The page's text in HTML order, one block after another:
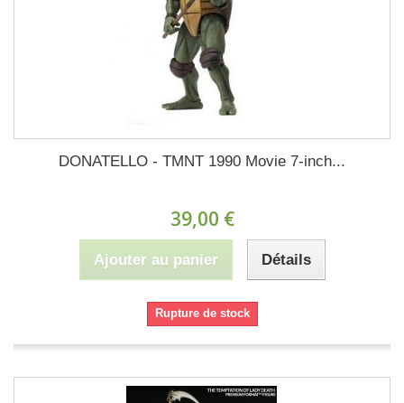
DONATELLO - TMNT 1990 Movie 7-inch...
39,00 €
Ajouter au panier Détails
Rupture de stock